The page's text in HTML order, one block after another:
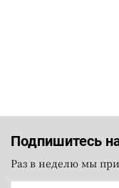
Подпишитесь
Раз в неделю мы